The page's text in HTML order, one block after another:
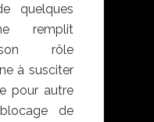
quelques
remplit
son rôle
à susciter
pour autre
de